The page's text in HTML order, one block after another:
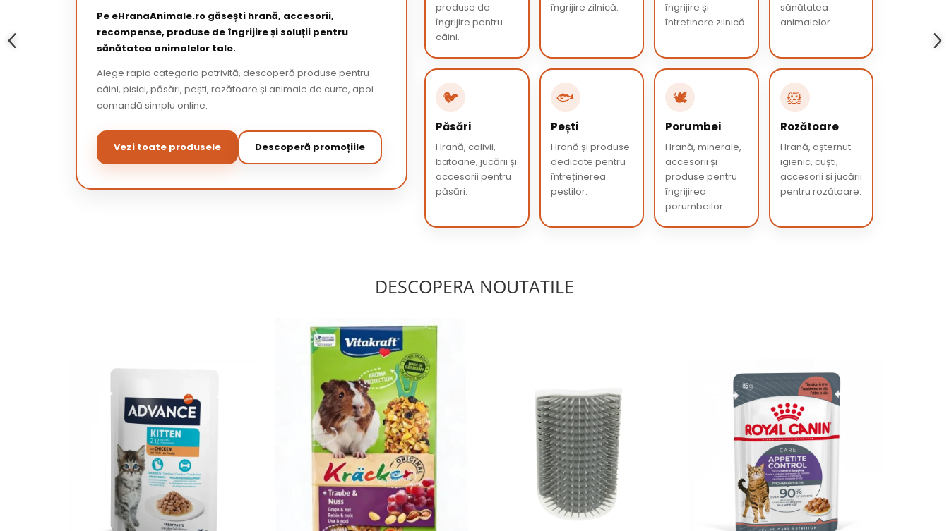
Pe eHranaAnimale.ro găsești hrană, accesorii,
recompense, produse de îngrijire și soluții pentru
sănătatea animalelor tale.
Alege rapid categoria potrivită, descoperă produse pentru
câini, pisici, păsări, pești, rozătoare și animale de curte, apoi
comandă simplu online.
Vezi toate produsele Descoperă promoțiile
produse de
îngrijire pentru
câini.
îngrijire zilnică.
îngrijire și
întreținere zilnică.
sănătatea
animalelor.
🐦
Păsări
Hrană, colivii,
batoane, jucării și
accesorii pentru
păsări.
🐟
Pești
Hrană și produse
dedicate pentru
întreținerea
peștilor.
🕊️
Porumbei
Hrană, minerale,
accesorii și
produse pentru
îngrijirea
porumbeilor.
🐹
Rozătoare
Hrană, așternut
igienic, cuști,
accesorii și jucării
pentru rozătoare.
DESCOPERA NOUTATILE